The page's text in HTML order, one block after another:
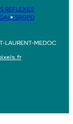
REFLEXES
RGPD
LAURENT-MEDOC